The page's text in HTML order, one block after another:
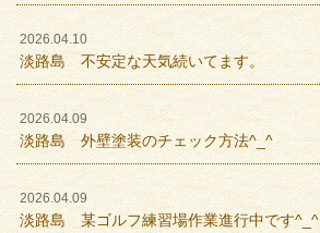
2026.04.10
淡路島 不安定な天気続いてます。
2026.04.09
淡路島 外壁塗装のチェック方法^_^
2026.04.09
淡路島 某ゴルフ練習場作業進行中です^_^